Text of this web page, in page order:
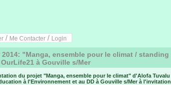
/ Me Contacter / Login
"Manga, ensemble pour le climat / standing
à Gouville s/Mer
du projet "Manga, ensemble pour le climat" d'Alofa Tuvalu
à l'Environnement et au DD à Gouville s/Mer à l'invitation